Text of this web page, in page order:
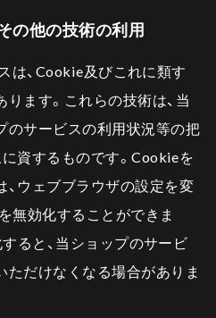
の他の技術の利用
は、Cookie及びこれに類す
ます。これらの技術は、当
のサービスの利用状況等の把
資するものです。Cookieを
ウェブブラウザの設定を変
無効化することができま
ると、当ショップのサービ
ただけなくなる場合がありま